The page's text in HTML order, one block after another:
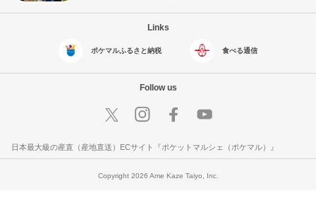
Links
ポケマルふるさと納税 食べる通信
Follow us
日本最大級の産直（産地直送）ECサイト『ポケットマルシェ（ポケマル）』
Copyright 2026 Ame Kaze Taiyo, Inc.